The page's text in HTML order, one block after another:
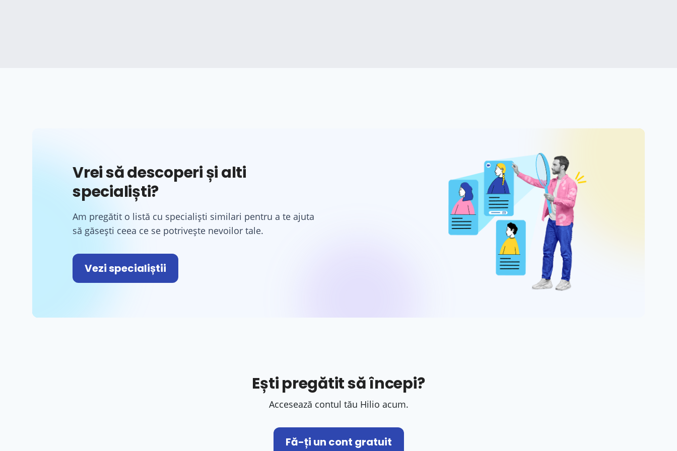
Vrei să descoperi și alti
specialiști?
Am pregătit o listă cu specialiști similari pentru a te ajuta
să găsești ceea ce se potrivește nevoilor tale.
Vezi specialiștii
Ești pregătit să începi?
Accesează contul tău Hilio acum.
Fă-ți un cont gratuit